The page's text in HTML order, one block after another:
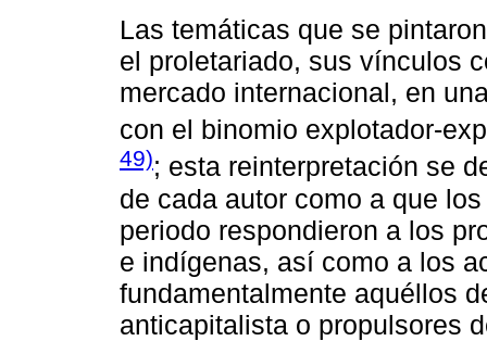
Las temáticas que se
el proletariado, sus vínculos
mercado internacional, en
con el binomio explotador-
49); esta reinterpretación se
de cada autor como a que
periodo respondieron a los
e indígenas, así como a los
fundamentalmente aquéllos
anticapitalista o propulsores